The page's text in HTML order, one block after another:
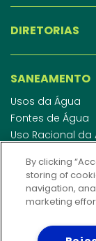
DIRETORIAS
SANEAMENTO
Usos da Água
Fontes de Água
Uso Racional da
Esgotamento
Regulamento
Indicadores de
By clicking
storing of
navigation,
marketing